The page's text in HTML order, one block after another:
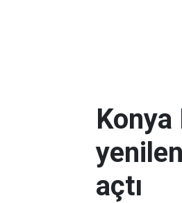
Konya
açtı